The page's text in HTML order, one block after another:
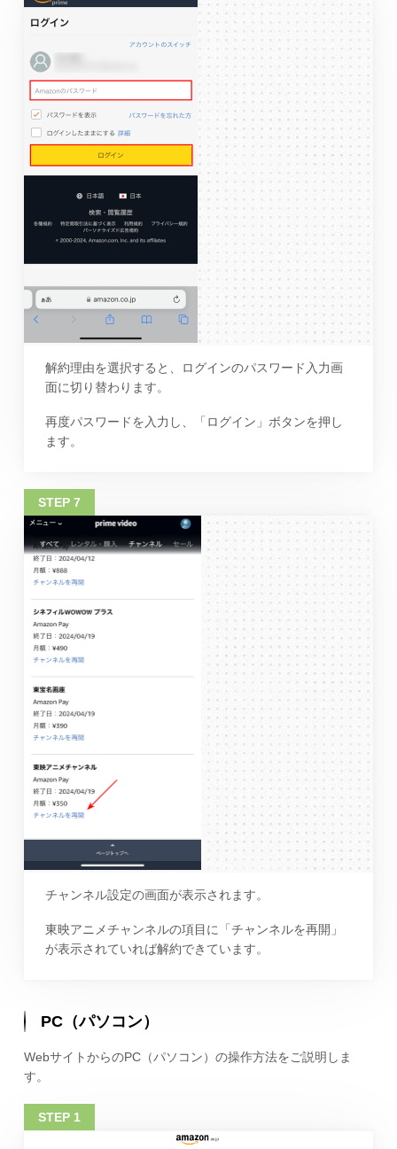
解約理由を選択すると、ログインのパスワード入力画
面に切り替わります。
再度パスワードを入力し、「ログイン」ボタンを押し
ます。
チャンネル設定の画面が表示されます。
東映アニメチャンネルの項目に「チャンネルを再開」
が表示されていれば解約できています。
PC（パソコン）
WebサイトからのPC（パソコン）の操作方法をご説明しま
す。